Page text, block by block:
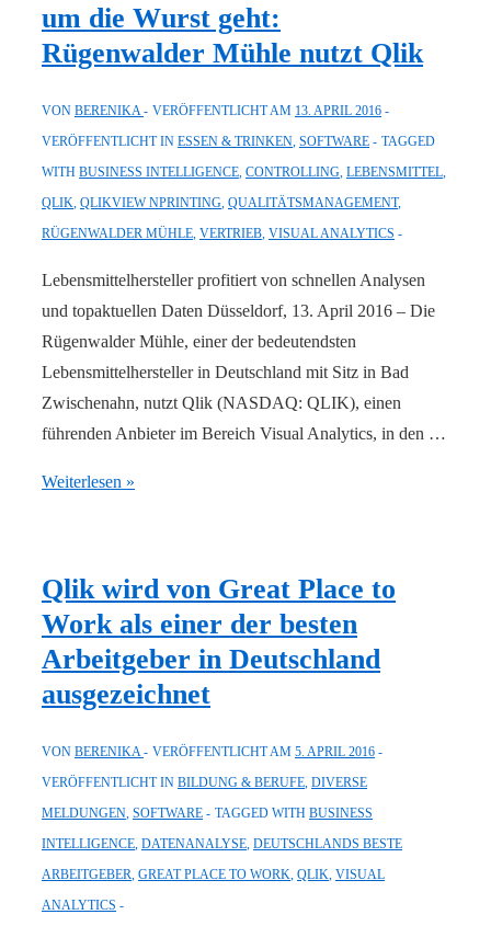
Intelligence-
Lösungen
Self-
Service-
Datenzugang
bringen
den
größten
Erfolg
um die Wurst geht:
Rügenwalder Mühle nutzt Qlik
VON BERENIKA VERÖFFENTLICHT AM 13. APRIL 2016
VERÖFFENTLICHT IN ESSEN & TRINKEN, SOFTWARE
TAGGED
WITH BUSINESS INTELLIGENCE, CONTROLLING, LEBENSMITTEL,
QLIK, QLIKVIEW NPRINTING, QUALITÄTSMANAGEMENT,
RÜGENWALDER MÜHLE, VERTRIEB, VISUAL ANALYTICS
Lebensmittelhersteller profitiert von schnellen Analysen
und topaktuellen Daten Düsseldorf, 13. April 2016 – Die
Rügenwalder Mühle, einer der bedeutendsten
Lebensmittelhersteller in Deutschland mit Sitz in Bad
Zwischenahn, nutzt Qlik (NASDAQ: QLIK), einen
führenden Anbieter im Bereich Visual Analytics, in den …
Business
es
um
die
Wurst
Rügenwalder
Mühle
nutzt
Qlik
Weiterlesen »
Qlik wird von Great Place to
Work als einer der besten
Arbeitgeber in Deutschland
ausgezeichnet
VON BERENIKA VERÖFFENTLICHT AM 5. APRIL 2016
VERÖFFENTLICHT IN BILDUNG & BERUFE, DIVERSE
MELDUNGEN, SOFTWARE TAGGED WITH BUSINESS
INTELLIGENCE, DATENANALYSE, DEUTSCHLANDS BESTE
ARBEITGEBER, GREAT PLACE TO WORK, QLIK, VISUAL
ANALYTICS